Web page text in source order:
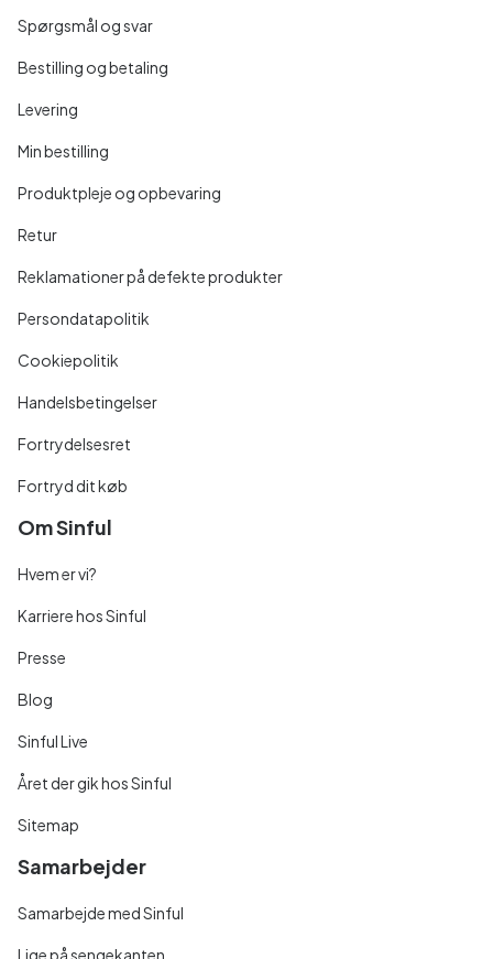
Spørgsmål og svar
Bestilling og betaling
Levering
Min bestilling
Produktpleje og opbevaring
Retur
Reklamationer på defekte produkter
Persondatapolitik
Cookiepolitik
Handelsbetingelser
Fortrydelsesret
Fortryd dit køb
Om Sinful
Hvem er vi?
Karriere hos Sinful
Presse
Blog
Sinful Live
Året der gik hos Sinful
Sitemap
Samarbejder
Samarbejde med Sinful
Lige på sengekanten